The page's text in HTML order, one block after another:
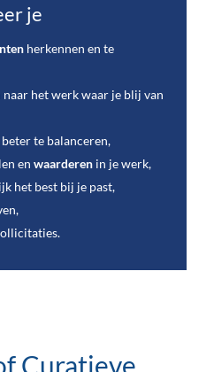
je
herkennen en te
het werk waar je blij van
te balanceren,
enwaarderen in je werk,
het best bij je past,
Curatieve